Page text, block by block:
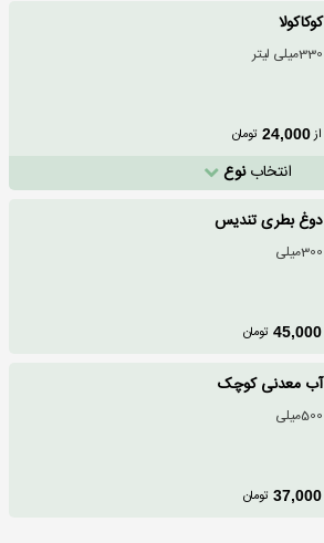
کوکاکولا
330میلی لیتر
از24,000 تومان
انتخابنوع
دوغ بطری تندیس
300میلی
45,000 تومان
آب معدنی کوچک
500میلی
37,000 تومان